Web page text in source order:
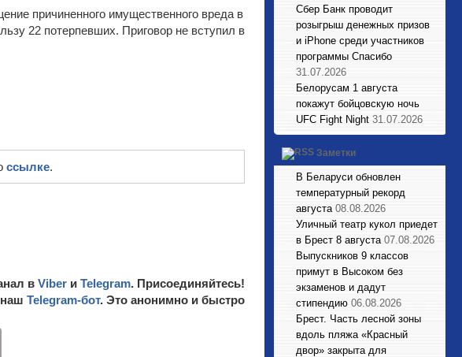
причиненного имущественного вреда в
22 потерпевших. Приговор не вступил в
ссылке.
в Viber и Telegram. Присоединяйтесь!
Telegram-бот. Это анонимно и быстро
Сбер Банк проводит
розыгрыш денежных призов
и iPhone среди участников
программы Спасибо
31.07.2026
Белорусам 1 августа
покажут бойцовскую ночь
UFC Fight Night 31.07.2026
Заметки
В Беларуси обновлен
температурный рекорд
августа 08.08.2026
Уличный театр кукол приедет
в Брест 8 августа 07.08.2026
Выпускников 9 классов
примут в Высоком без
экзаменов и дадут
стипендию 06.08.2026
Брест. Часть лесной зоны
вдоль пляжа «Красный
двор» закрыта для